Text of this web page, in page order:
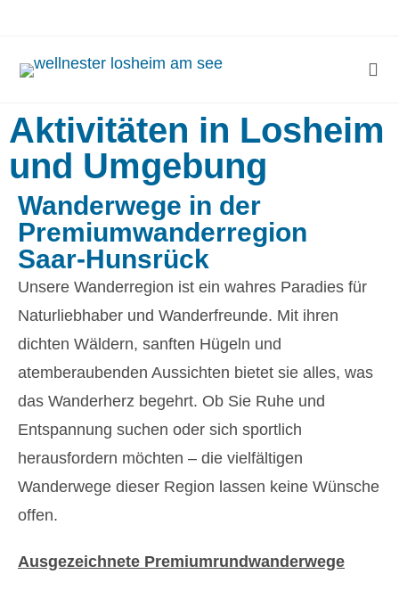
Aktivitäten in Losheim
und Umgebung
Wanderwege in der
Premiumwanderregion
Saar-Hunsrück
Unsere Wanderregion ist ein wahres Paradies für
Naturliebhaber und Wanderfreunde. Mit ihren
dichten Wäldern, sanften Hügeln und
atemberaubenden Aussichten bietet sie alles, was
das Wanderherz begehrt. Ob Sie Ruhe und
Entspannung suchen oder sich sportlich
herausfordern möchten – die vielfältigen
Wanderwege dieser Region lassen keine Wünsche
offen.
Ausgezeichnete Premiumrundwanderwege